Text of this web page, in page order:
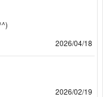
2026/04/18
2026/02/19